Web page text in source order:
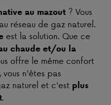
au mazout ? Vous
réseau de gaz naturel.
est la solution. Que ce
chaude et/ou la
offre le même confort
n'êtes pas
naturel et c'est plus
.